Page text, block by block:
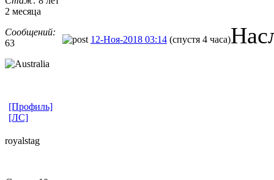
2 месяца
Сообщений:
63
12-Ноя-2018 03:14 (спустя 4 часа)
[Профиль]
[ЛС]
royalstag